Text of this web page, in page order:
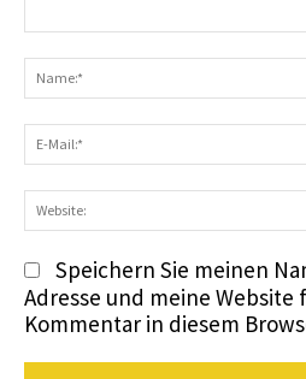
Speichern Sie meinen
Adresse und meine
Kommentar in diesem